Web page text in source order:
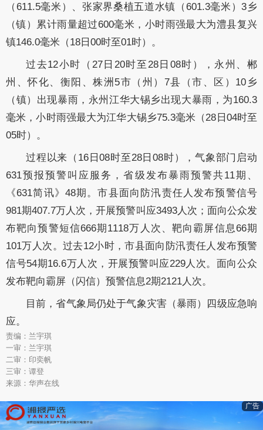
（611.5毫米）、张家界桑植五道水镇（601.3毫米）3乡
（镇）累计雨量超过600毫米，小时雨强最大为澧县复兴
镇146.0毫米（18日00时至01时）。
过去12小时（27日20时至28日08时），永州、郴
州、怀化、衡阳、株洲5市（州）7县（市、区）10乡
（镇）出现暴雨，永州江华大锡乡出现大暴雨，为160.3
毫米，小时雨强最大为江华大锡乡75.3毫米（28日04时至
05时）。
过程以来（16日08时至28日08时），气象部门启动
631预报预警叫应服务，省级发布暴雨预警共11期、
《631简讯》48期。市县面向防汛责任人发布预警信号
981期407.7万人次，开展预警叫应3493人次；面向公众发
布靶向预警短信666期1118万人次、靶向霸屏信息66期
101万人次。过去12小时，市县面向防汛责任人发布预警
信号54期16.6万人次，开展预警叫应229人次。面向公众
发布靶向霸屏（闪信）预警信息2期2121人次。
目前，省气象局仍处于气象灾害（暴雨）四级应急响
应。
责编：兰宇琪
一审：兰宇琪
二审：印奕帆
三审：谭登
来源：华声在线
广告